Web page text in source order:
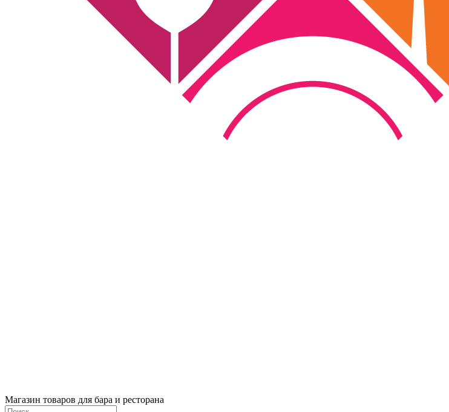
Магазин товаров для бара и ресторана